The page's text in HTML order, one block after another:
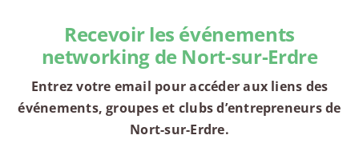
Recevoir les événements
networking de Nort-sur-Erdre
Entrez votre email pour accéder aux liens des
événements, groupes et clubs d’entrepreneurs de
Nort-sur-Erdre.